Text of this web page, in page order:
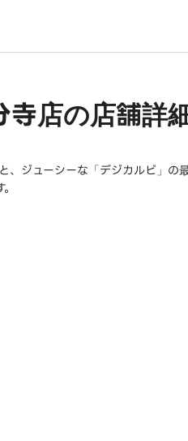
店の店舗詳
ジューシーな「デジカルビ」の